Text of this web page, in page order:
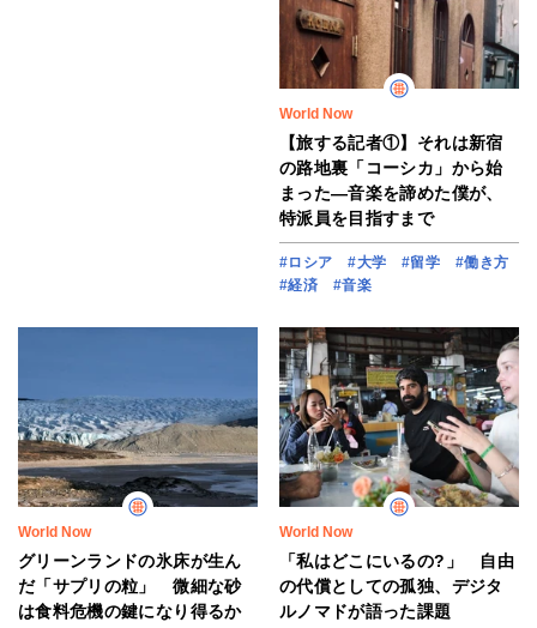
World Now
【旅する記者①】それは新宿
の路地裏「コーシカ」から始
まった―音楽を諦めた僕が、
特派員を目指すまで
#ロシア #大学 #留学
#働き方
#経済
#音楽
World Now
グリーンランドの氷床が生ん
だ「サプリの粒」 微細な砂
は食料危機の鍵になり得るか
World Now
「私はどこにいるの?」 自由
の代償としての孤独、デジタ
ルノマドが語った課題